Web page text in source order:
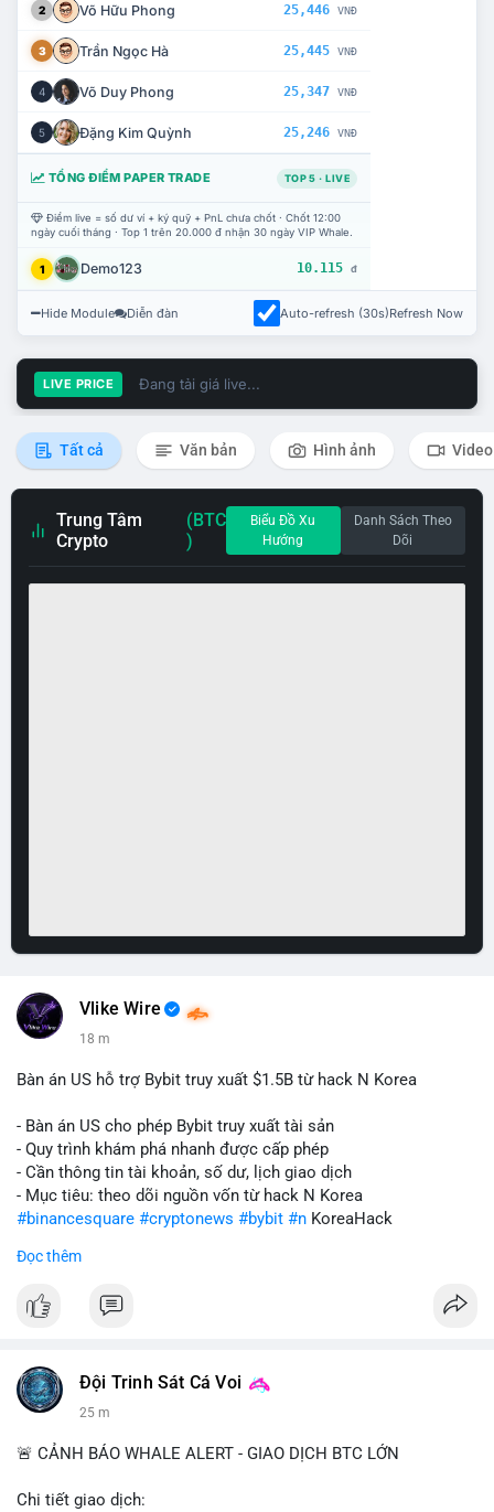
2 Võ Hữu Phong 25,446 VNĐ
3 Trần Ngọc Hà 25,445 VNĐ
4 Võ Duy Phong 25,347 VNĐ
5 Đặng Kim Quỳnh 25,246 VNĐ
TỔNG ĐIỂM PAPER TRADE TOP 5 · LIVE
Điểm live = số dư ví + ký quỹ + PnL chưa chốt · Chốt 12:00
ngày cuối tháng · Top 1 trên 20.000 đ nhận 30 ngày VIP Whale.
1 Demo123 10.115 đ
Hide Module Diễn đàn Auto-refresh (30s)Refresh Now
LIVE PRICE Đang tải giá live...
Tất cả Văn bản Hình ảnh Video
Trung Tâm
Crypto
(BTC
)
Biểu Đồ Xu
Hướng
Danh Sách Theo
Dõi
Vlike Wire
18 m
Bàn án US hỗ trợ Bybit truy xuất $1.5B từ hack N Korea
- Bàn án US cho phép Bybit truy xuất tài sản
- Quy trình khám phá nhanh được cấp phép
- Cần thông tin tài khoản, số dư, lịch giao dịch
- Mục tiêu: theo dõi nguồn vốn từ hack N Korea
#binancesquare #cryptonews #bybit #n KoreaHack
$btc $eth
#vlikevn #titanbot
Đọc thêm
Đội Trinh Sát Cá Voi
25 m
🚨 CẢNH BÁO WHALE ALERT - GIAO DỊCH BTC LỚN
Chi tiết giao dịch: